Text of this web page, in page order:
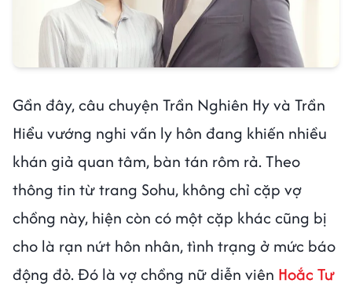
Gần đây, câu chuyện Trần Nghiên Hy và Trần
Hiểu vướng nghi vấn ly hôn đang khiến nhiều
khán giả quan tâm, bàn tán rôm rả. Theo
thông tin từ trang Sohu, không chỉ cặp vợ
chồng này, hiện còn có một cặp khác cũng bị
cho là rạn nứt hôn nhân, tình trạng ở mức báo
động đỏ. Đó là vợ chồng nữ diễn viên Hoắc Tư